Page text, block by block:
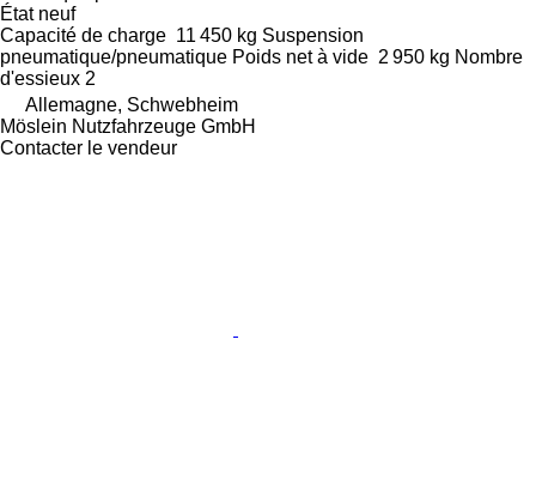
Étatneuf
Capacité de charge 11 450 kg Suspension
pneumatique/pneumatique Poids net à vide 2 950 kg Nombre
d'essieux 2
Allemagne, Schwebheim
Möslein Nutzfahrzeuge GmbH
Contacter le vendeur